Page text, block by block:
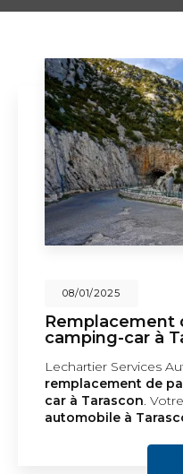
08/01/2025
Remplacement
camping-car à
Lechartier Services
remplacement de
car à Tarascon. Votre
automobile à